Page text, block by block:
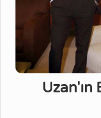
Uzan'ın